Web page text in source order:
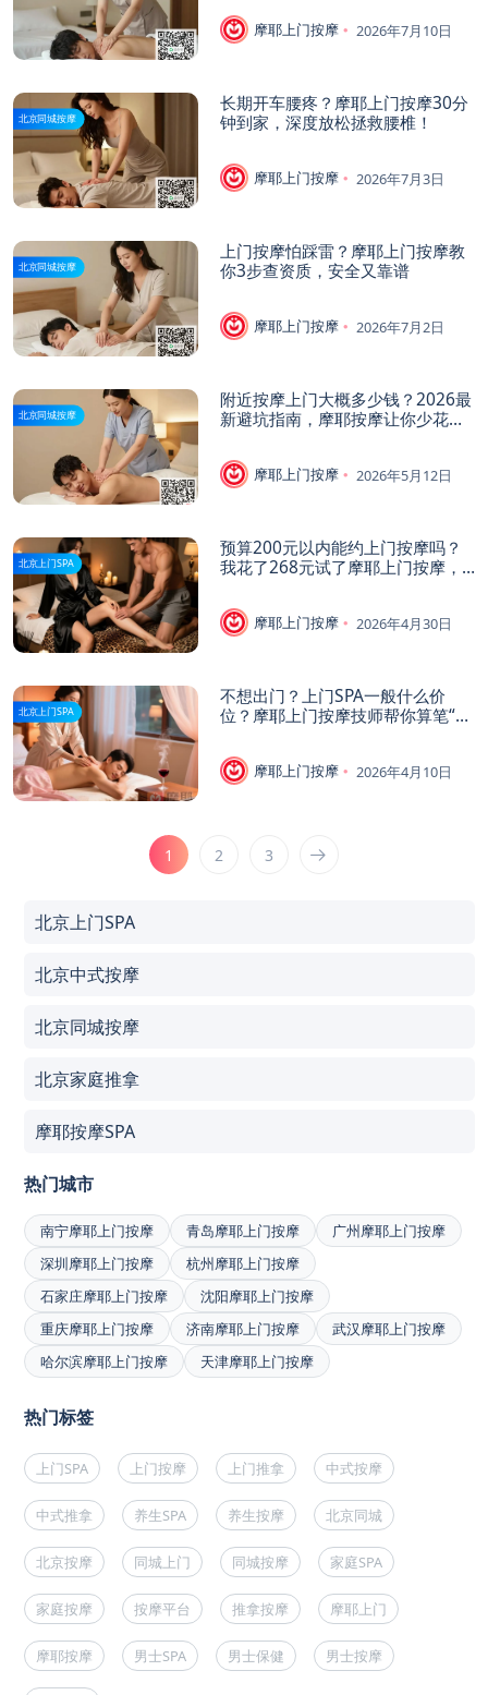
摩耶上门按摩 2026年7月10日
北京同城按摩
长期开车腰疼？摩耶上门按摩30分
钟到家，深度放松拯救腰椎！
摩耶上门按摩 2026年7月3日
北京同城按摩
上门按摩怕踩雷？摩耶上门按摩教
你3步查资质，安全又靠谱
摩耶上门按摩 2026年7月2日
北京同城按摩
附近按摩上门大概多少钱？2026最
新避坑指南，摩耶按摩让你少花冤
摩耶上门按摩 2026年5月12日
北京上门SPA
预算200元以内能约上门按摩吗？
我花了268元试了摩耶上门按摩，
摩耶上门按摩 2026年4月30日
北京上门SPA
不想出门？上门SPA一般什么价
位？摩耶上门按摩技师帮你算笔“舒
摩耶上门按摩 2026年4月10日
1 2 3
北京上门SPA
北京中式按摩
北京同城按摩
北京家庭推拿
摩耶按摩SPA
热门城市
南宁摩耶上门按摩 青岛摩耶上门按摩
广州摩耶上门按摩
深圳摩耶上门按摩
杭州摩耶上门按摩
石家庄摩耶上门按摩
沈阳摩耶上门按摩
重庆摩耶上门按摩
济南摩耶上门按摩
武汉摩耶上门按摩
哈尔滨摩耶上门按摩
天津摩耶上门按摩
热门标签
上门SPA 上门按摩 上门推拿 中式按摩
中式推拿 养生SPA 养生按摩 北京同城
北京按摩 同城上门 同城按摩 家庭SPA
家庭按摩 按摩平台 推拿按摩 摩耶上门
摩耶按摩 男士SPA 男士保健 男士按摩